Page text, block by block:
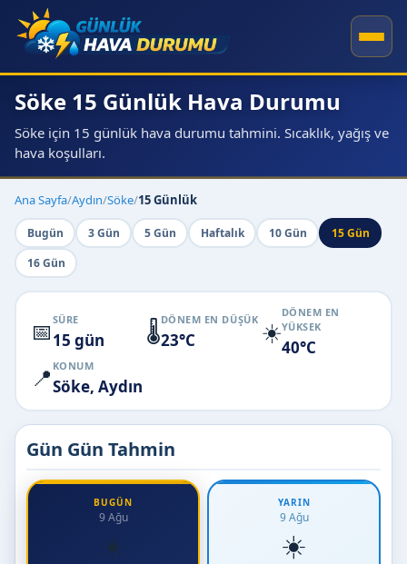
Söke 15 Günlük Hava Durumu
Söke için 15 günlük hava durumu tahmini. Sıcaklık, yağış ve
hava koşulları.
Ana Sayfa/Aydın/Söke/15 Günlük
Bugün 3 Gün 5 Gün Haftalık 10 Gün
15 Gün
16 Gün
📅 SÜRE
15 gün 🌡️DÖNEM EN DÜŞÜK
23°C ☀️
DÖNEM EN
YÜKSEK
40°C
📍 KONUM
Söke, Aydın
Gün Gün Tahmin
BUGÜN
9 Ağu
☀️
YARIN
9 Ağu
☀️